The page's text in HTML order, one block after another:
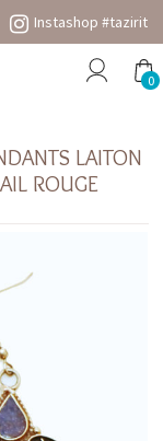
Instashop #tazirit
0
LAITON
ROUGE